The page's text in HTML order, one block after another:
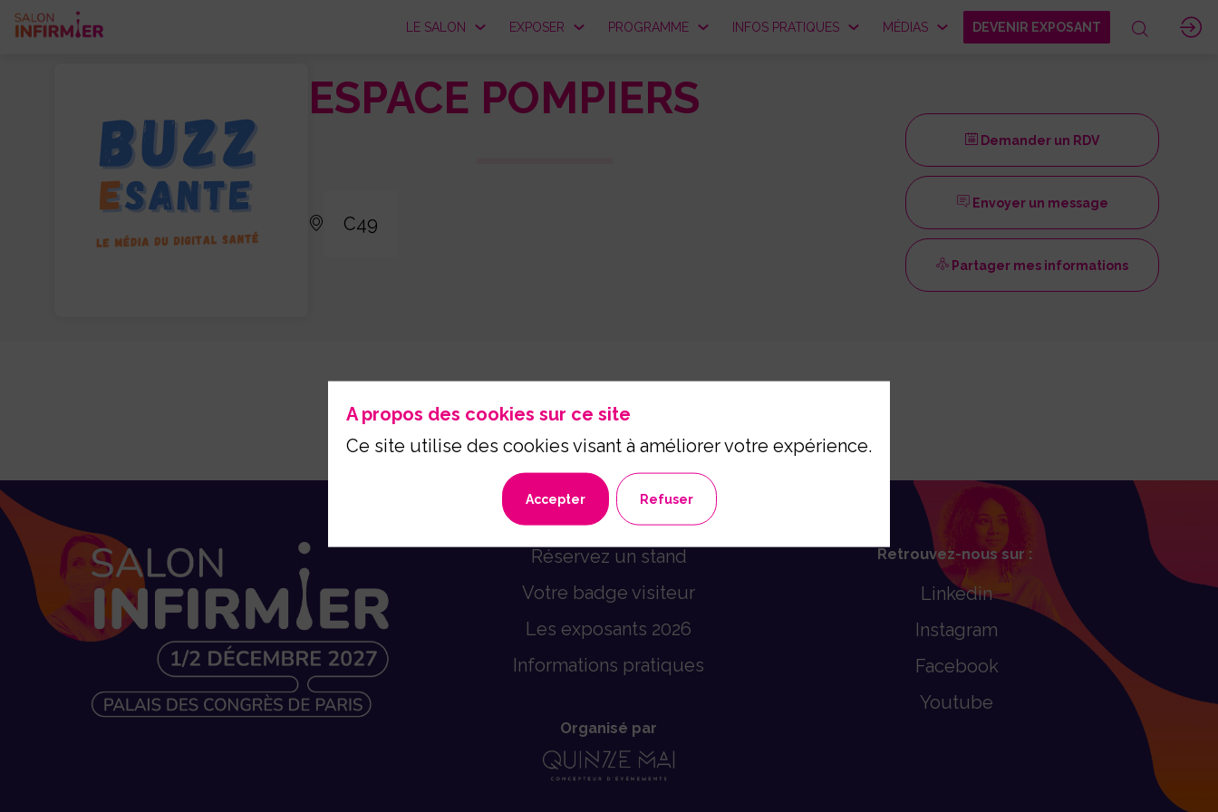
LE SALON EXPOSER PROGRAMME INFOS PRATIQUES MÉDIAS DEVENIR EXPOSANT
Demander un RDV
Envoyer un message
Partager mes informations
ESPACE POMPIERS
C49
Réservez un stand
Votre badge visiteur
Les exposants 2026
Informations pratiques
Organisé par
Retrouvez-nous sur :
Linkedin
Instagram
Facebook
Youtube
A propos des cookies sur ce site
Ce site utilise des cookies visant à améliorer votre expérience.
Accepter Refuser